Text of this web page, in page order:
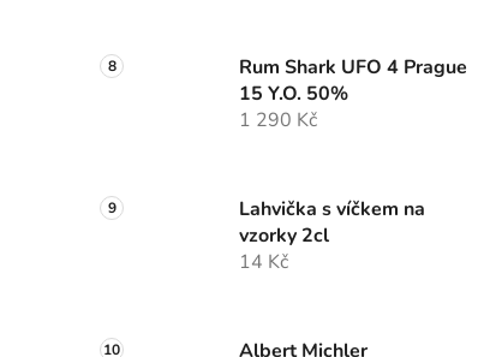
Rum Shark UFO 4 Prague
15 Y.O. 50%
1 290 Kč
Lahvička s víčkem na
vzorky 2cl
14 Kč
Albert Michler